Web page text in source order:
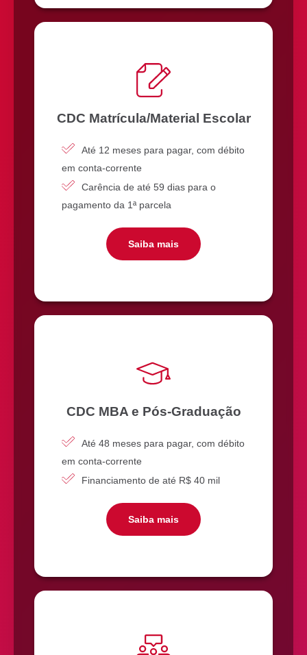
CDC Matrícula/Material Escolar
Até 12 meses para pagar, com débito
em conta-corrente
Carência de até 59 dias para o
pagamento da 1ª parcela
Saiba mais
CDC MBA e Pós-Graduação
Até 48 meses para pagar, com débito
em conta-corrente
Financiamento de até R$ 40 mil
Saiba mais